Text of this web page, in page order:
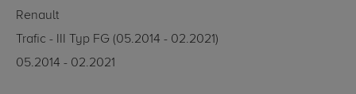
Renault
Trafic - III Typ FG (05.2014 - 02.2021)
05.2014 - 02.2021